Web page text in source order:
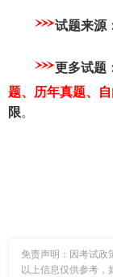
试题来源
更多试题
题、历年真题、
限。
免责声明：因考试政
以上信息仅供参考，